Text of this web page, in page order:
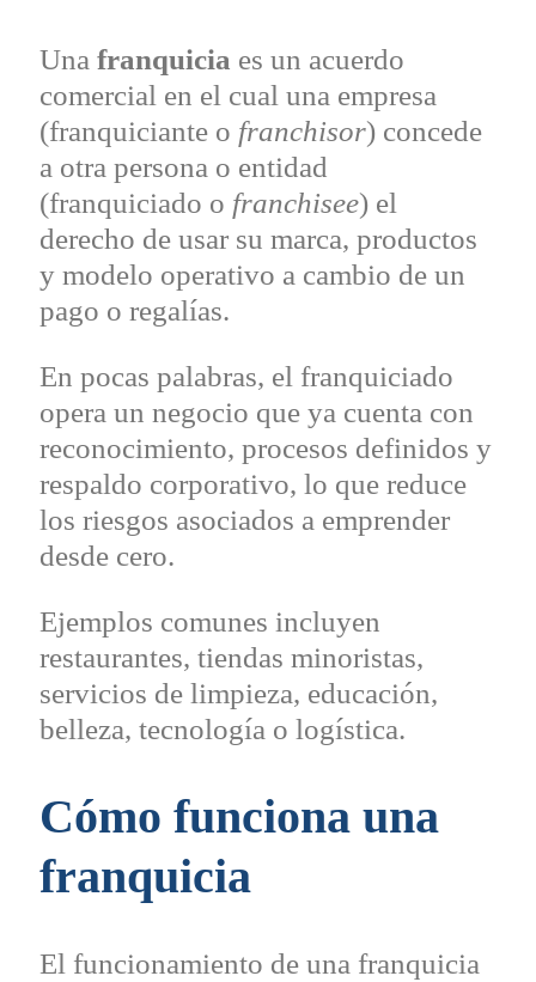
Una franquicia es un acuerdo
comercial en el cual una empresa
(franquiciante o franchisor) concede
a otra persona o entidad
(franquiciado o franchisee) el
derecho de usar su marca, productos
y modelo operativo a cambio de un
pago o regalías.
En pocas palabras, el franquiciado
opera un negocio que ya cuenta con
reconocimiento, procesos definidos y
respaldo corporativo, lo que reduce
los riesgos asociados a emprender
desde cero.
Ejemplos comunes incluyen
restaurantes, tiendas minoristas,
servicios de limpieza, educación,
belleza, tecnología o logística.
Cómo funciona una
franquicia
El funcionamiento de una franquicia